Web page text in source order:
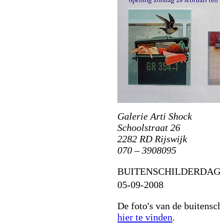
Galerie Arti Shock
Schoolstraat 26
2282 RD Rijswijk
070 – 3908095
05-09-2008
De foto's van de
hier te vinden.